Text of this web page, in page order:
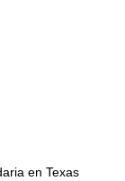
en Texas